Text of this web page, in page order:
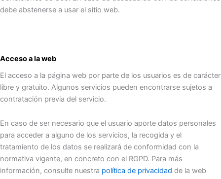
debe abstenerse a usar el sitio web.
Acceso a la web
El acceso a la página web por parte de los usuarios es de carácter
libre y gratuito. Algunos servicios pueden encontrarse sujetos a
contratación previa del servicio.
En caso de ser necesario que el usuario aporte datos personales
para acceder a alguno de los servicios, la recogida y el
tratamiento de los datos se realizará de conformidad con la
normativa vigente, en concreto con el RGPD. Para más
información, consulte nuestra política de privacidad de la web